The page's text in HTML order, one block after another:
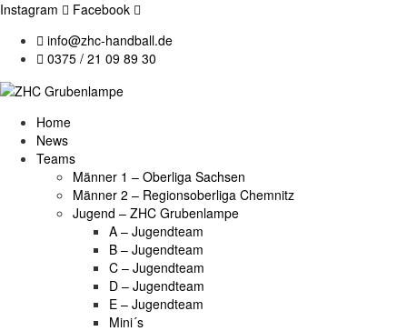
Instagram
Facebook
info@zhc-handball.de
0375 / 21 09 89 30
Home
News
Teams
Männer 1 – Oberliga Sachsen
Männer 2 – Regionsoberliga Chemnitz
Jugend – ZHC Grubenlampe
A – Jugendteam
B – Jugendteam
C – Jugendteam
D – Jugendteam
E – Jugendteam
Mini´s